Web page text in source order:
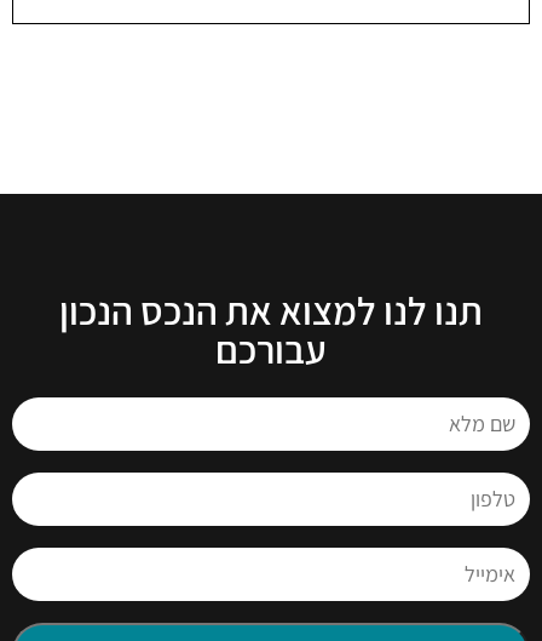
תנו לנו למצוא את הנכס הנכון
עבורכם